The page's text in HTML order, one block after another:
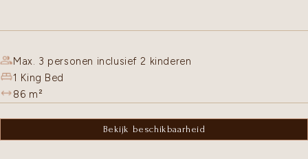
Max. 3 personen inclusief 2 kinderen
1 King Bed
86 m²
Bekijk beschikbaarheid